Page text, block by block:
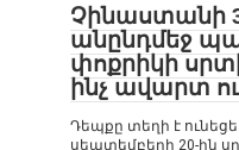
Չինաստանի
անընդմեջ
փոքրիկի
ինչ ավարտ
Դեպքը տեղի է
սեպտեմբերի 20-ին